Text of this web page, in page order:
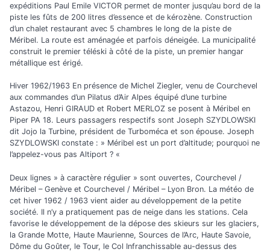
expéditions Paul Emile VICTOR permet de monter jusqu’au bord de la
piste les fûts de 200 litres d’essence et de kérozène. Construction
d’un chalet restaurant avec 5 chambres le long de la piste de
Méribel. La route est aménagée et parfois déneigée. La municipalité
construit le premier téléski à côté de la piste, un premier hangar
métallique est érigé.
Hiver 1962/1963 En présence de Michel Ziegler, venu de Courchevel
aux commandes d’un Pilatus d’Air Alpes équipé d’une turbine
Astazou, Henri GIRAUD et Robert MERLOZ se posent à Méribel en
Piper PA 18. Leurs passagers respectifs sont Joseph SZYDLOWSKI
dit Jojo la Turbine, président de Turboméca et son épouse. Joseph
SZYDLOWSKI constate : » Méribel est un port d’altitude; pourquoi ne
l’appelez-vous pas Altiport ? «
Deux lignes » à caractère régulier » sont ouvertes, Courchevel /
Méribel – Genève et Courchevel / Méribel – Lyon Bron. La météo de
cet hiver 1962 / 1963 vient aider au développement de la petite
société. Il n’y a pratiquement pas de neige dans les stations. Cela
favorise le développement de la dépose des skieurs sur les glaciers,
la Grande Motte, Haute Maurienne, Sources de l’Arc, Haute Savoie,
Dôme du Goûter, le Tour, le Col Infranchissable au-dessus des